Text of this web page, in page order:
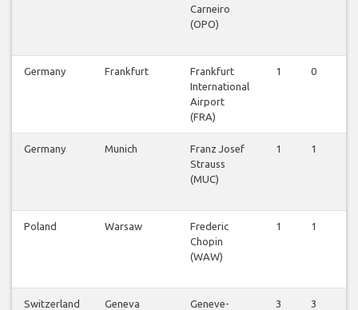
Carneiro
(OPO)
Germany Frankfurt
Frankfurt
International
Airport
(FRA)
1 0
Germany Munich
Franz Josef
Strauss
(MUC)
1 1
Poland Warsaw
Frederic
Chopin
(WAW)
1 1
Switzerland Geneva
Geneve-
3 3